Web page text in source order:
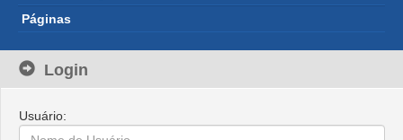
Páginas
Login
Usuário: